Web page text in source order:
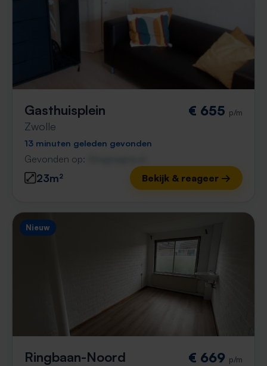
Gasthuisplein
Zwolle
€ 655 p/m
13 minuten geleden gevonden
Gevonden op:
23m² Bekijk & reageer →
Nieuw
Ringbaan-Noord € 669 p/m